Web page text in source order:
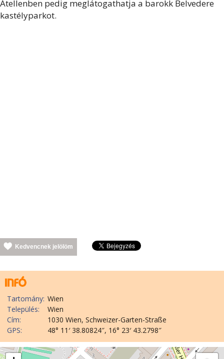
Átellenben pedig meglátogathatja a barokk Belvedere
kastélyparkot.
Kedvencnek jelölöm
Tartomány: Wien
Település:
Wien
Cím:
1030 Wien, Schweizer-Garten-Straße
GPS:
48° 11′ 38.80824″, 16° 23′ 43.2798″